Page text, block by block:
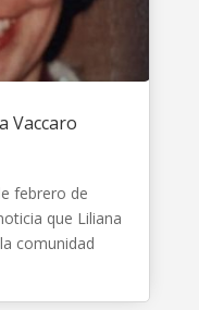
Vaccaro
febrero de
que Liliana
comunidad